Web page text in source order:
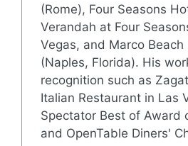
(Rome), Four Seasons
Verandah at Four
Vegas, and Marco Beach
(Naples, Florida). His
recognition such as
Italian Restaurant in Las
Spectator Best of Award
and OpenTable Diners'